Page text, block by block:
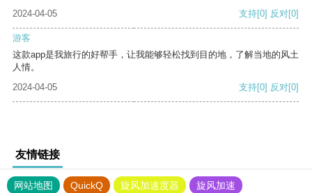
2024-04-05
支持[0] 反对[0]
游客
这款app是我旅行的好帮手，让我能够轻松找到目的地，了解当地的风土
人情。
2024-04-05
支持[0] 反对[0]
友情链接
网站地图 QuickQ 旋风加速度器
旋风加速